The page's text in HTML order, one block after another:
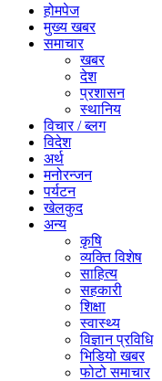
होमपेज
मुख्य खबर
समाचार
खबर
देश
प्रशासन
स्थानिय
विचार / ब्लग
विदेश
अर्थ
मनोरन्जन
पर्यटन
खेलकुद
अन्य
कृषि
व्यक्ति विशेष
साहित्य
सहकारी
शिक्षा
स्वास्थ्य
विज्ञान प्रविधि
भिडियो खबर
फोटो समाचार